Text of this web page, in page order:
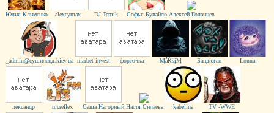
Юлия Клименко alexeymax DJ Temik Софья Бувайло Алексей Голанцев
_admin@сушиленд.kiev.ua marbet-invest форточка ӍǻЌśįӍ Бандюган Louna
лександр mcreflex Саша Нагорный Настя Силаева kabelina TV -WWE